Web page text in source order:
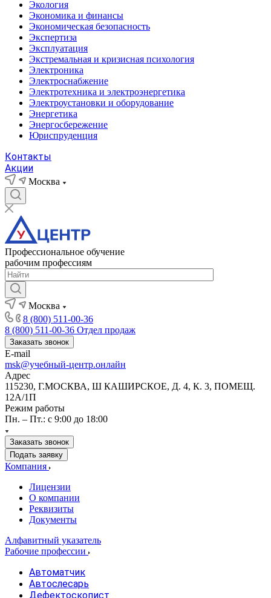
Экология
Экономика и финансы
Экономическая безопасность
Экспертиза
Эксплуатация
Экстремальная и кризисная психология
Электроника
Электроснабжение
Электротехника и электроэнергетика
Электроустановки и оборудование
Энергетика
Энергосбережение
Юриспруденция
Контакты
Акции
Москва
Профессиональное обучение
рабочим профессиям
Москва
8 (800) 511-00-36
8 (800) 511-00-36 Отдел продаж
Заказать звонок
E-mail
msk@учебный-центр.онлайн
Адрес
115230, Г.МОСКВА, Ш КАШИРСКОЕ, Д. 4, К. 3, ПОМЕЩ.
12А/1П
Режим работы
Пн. – Пт.: с 9:00 до 18:00
Заказать звонок
Подать заявку
Компания
Лицензии
О компании
Реквизиты
Документы
Алфавитный указатель
Рабочие профессии
Автоматчик
Автослесарь
Дефектоскопист